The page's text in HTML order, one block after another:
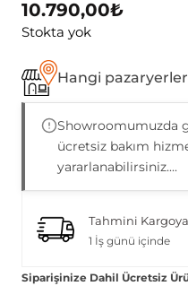
10.790,00₺
Stokta yok
Hangi
Showroomumuzda
ücretsiz bakım
yararlanabilirsiniz....
Tahmini
1 İş günü içinde
Siparişinize Dahil Ücretsiz